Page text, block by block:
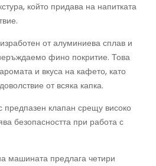
който придава на напитката
от алуминиева сплав и
фино покритие. Това
и вкуса на кафето, като
от всяка капка.
клапан срещу високо
безопасността при работа с
машината предлага четири